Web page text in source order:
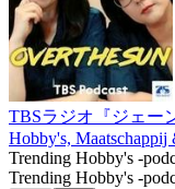
TBSラジオ『ジェー
Hobby's,
Trending Hobby's -
Trending Hobby's -